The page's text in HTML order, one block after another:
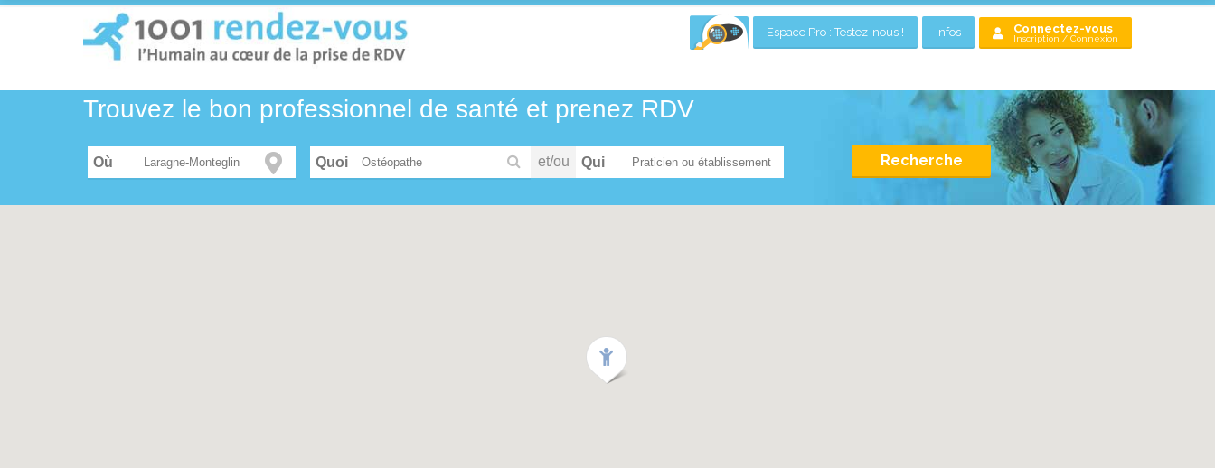
Espace Pro : Testez-nous ! Infos Connectez-vous
Inscription / Connexion
Trouvez le bon professionnel de santé et prenez RDV
Où Ostéopathe et/ou Qui Recherche